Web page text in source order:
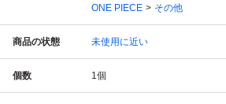
ONE PIECE
その他
商品の状態 未使用に近い
個数 1個